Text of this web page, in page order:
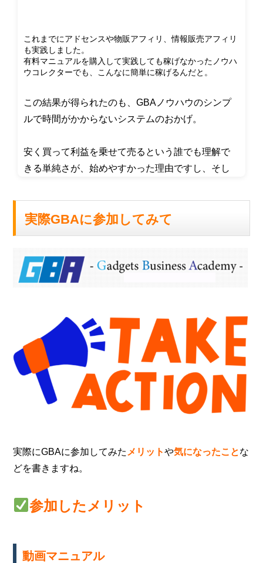
これまでにアドセンスや物販アフィリ、情報販売アフィリ
も実践しました。
有料マニュアルを購入して実践しても稼げなかったノウハ
ウコレクターでも、 こんなに簡単に稼げるんだと。
この結果が得られたのも、GBAノウハウのシンプ
ルで時間がかからないシステムのおかげ。
安く買って利益を乗せて売るという誰でも理解で
きる単純さが、始めやすかった理由ですし、そし
実際GBAに参加してみて
実際にGBAに参加してみた メリットや気になったことな
どを書きますね。
参加したメリット
動画マニュアル